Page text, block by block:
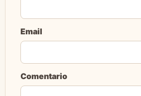
Email
Comentario